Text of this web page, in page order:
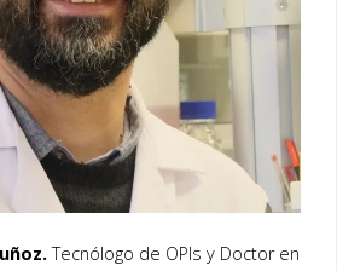
Tecnólogo de OPIs y Doctor en